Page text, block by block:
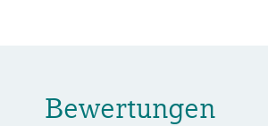
Bewertungen